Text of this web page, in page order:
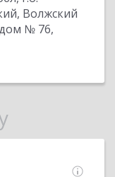
Волжский
№ 76,